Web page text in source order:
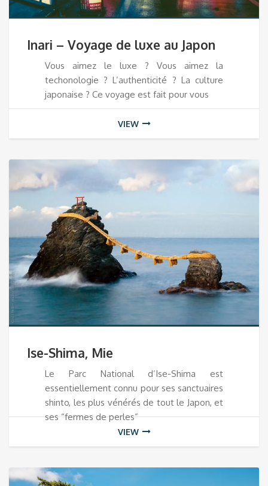
Inari – Voyage de luxe au Japon
Vous aimez le luxe ? Vous aimez la
techonologie ? L’authenticité ? La culture
japonaise ? Ce voyage est fait pour vous
VIEW
Ise-Shima, Mie
Le Parc National d’Ise-Shima est
essentiellement connu pour ses sanctuaires
shinto, les plus vénérés de tout le Japon, et
ses “fermes de perles”
VIEW